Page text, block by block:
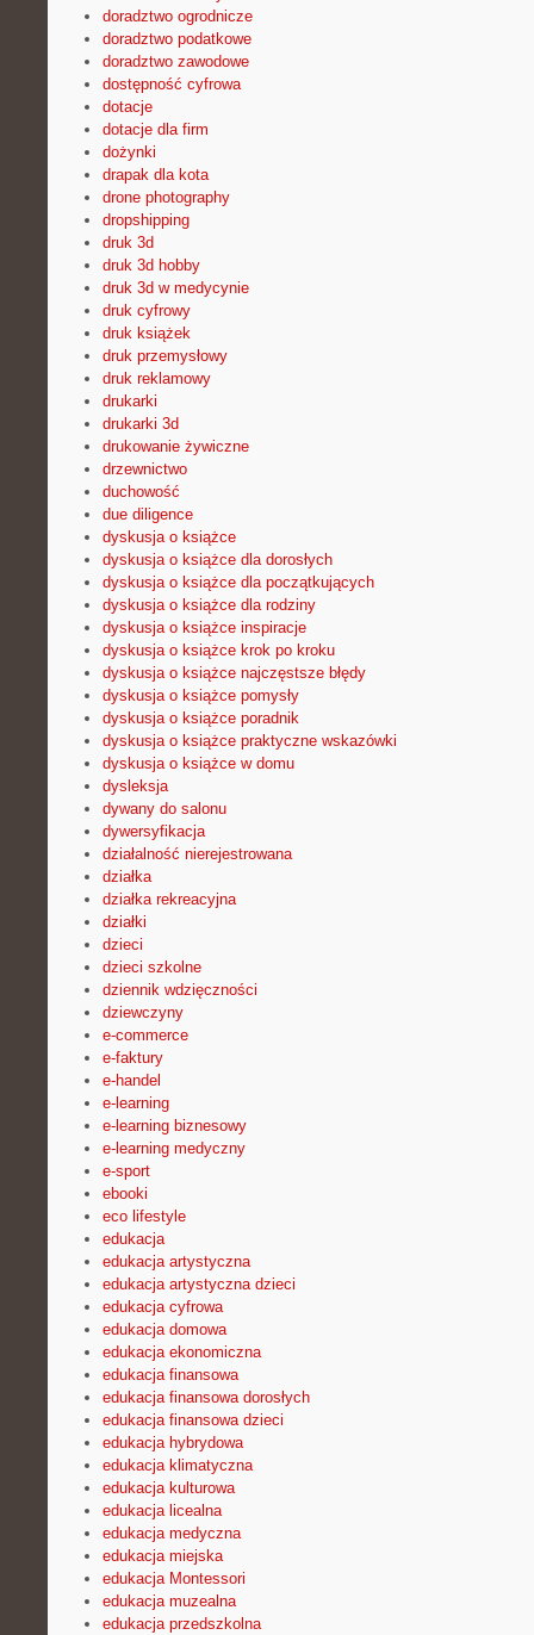
doradztwo ogrodnicze
doradztwo podatkowe
doradztwo zawodowe
dostępność cyfrowa
dotacje
dotacje dla firm
dożynki
drapak dla kota
drone photography
dropshipping
druk 3d
druk 3d hobby
druk 3d w medycynie
druk cyfrowy
druk książek
druk przemysłowy
druk reklamowy
drukarki
drukarki 3d
drukowanie żywiczne
drzewnictwo
duchowość
due diligence
dyskusja o książce
dyskusja o książce dla dorosłych
dyskusja o książce dla początkujących
dyskusja o książce dla rodziny
dyskusja o książce inspiracje
dyskusja o książce krok po kroku
dyskusja o książce najczęstsze błędy
dyskusja o książce pomysły
dyskusja o książce poradnik
dyskusja o książce praktyczne wskazówki
dyskusja o książce w domu
dysleksja
dywany do salonu
dywersyfikacja
działalność nierejestrowana
działka
działka rekreacyjna
działki
dzieci
dzieci szkolne
dziennik wdzięczności
dziewczyny
e-commerce
e-faktury
e-handel
e-learning
e-learning biznesowy
e-learning medyczny
e-sport
ebooki
eco lifestyle
edukacja
edukacja artystyczna
edukacja artystyczna dzieci
edukacja cyfrowa
edukacja domowa
edukacja ekonomiczna
edukacja finansowa
edukacja finansowa dorosłych
edukacja finansowa dzieci
edukacja hybrydowa
edukacja klimatyczna
edukacja kulturowa
edukacja licealna
edukacja medyczna
edukacja miejska
edukacja Montessori
edukacja muzealna
edukacja przedszkolna